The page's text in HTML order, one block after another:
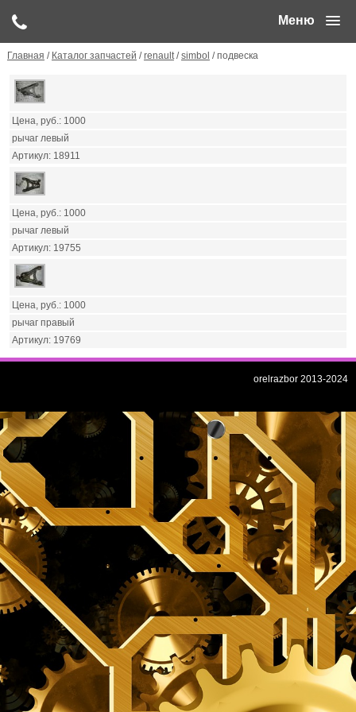
Меню
Главная / Каталог запчастей /renault/simbol / подвеска
1000
рычаг левый
18911
1000
рычаг левый
19755
1000
рычаг правый
19769
orelrazbor 2013-2024